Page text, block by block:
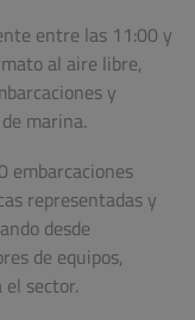
entre las 11:00 y
al aire libre,
y
marina.
embarcaciones
representadas y
desde
de equipos,
sector.